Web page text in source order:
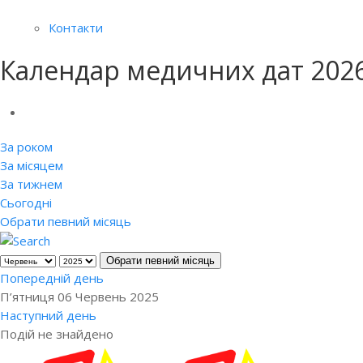
Контакти
Календар медичних дат
За роком
За місяцем
За тижнем
Сьогодні
Обрати певний місяць
Обрати певний місяць
Попередній день
П’ятниця 06 Червень 2025
Наступний день
Подій не знайдено